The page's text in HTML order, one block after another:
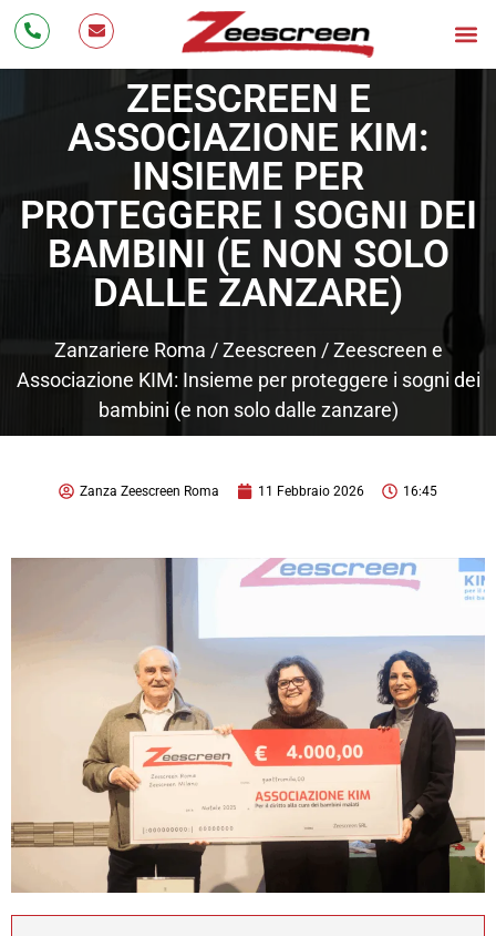
ZEESCREEN E
ASSOCIAZIONE KIM:
INSIEME PER
PROTEGGERE I SOGNI DEI
BAMBINI (E NON SOLO
DALLE ZANZARE)
Zanzariere Roma /Zeescreen /Zeescreen e
Associazione KIM: Insieme per proteggere i sogni dei
bambini (e non solo dalle zanzare)
Zanza Zeescreen Roma 11 Febbraio 2026 16:45